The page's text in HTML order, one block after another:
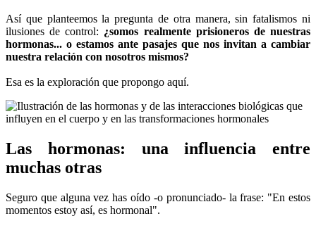
Así que planteemos la pregunta de otra manera, sin fatalismos ni
ilusiones de control: ¿somos realmente prisioneros de nuestras
hormonas... o estamos ante pasajes que nos invitan a cambiar
nuestra relación con nosotros mismos?
Esa es la exploración que propongo aquí.
Las hormonas: una influencia entre
muchas otras
Seguro que alguna vez has oído -o pronunciado- la frase: "En estos
momentos estoy así, es hormonal".